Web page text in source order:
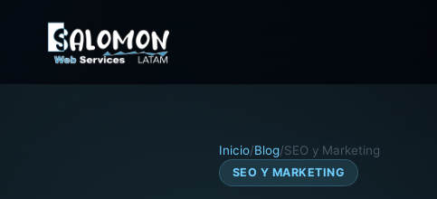
Inicio/Blog/SEO y Marketing
SEO Y MARKETING